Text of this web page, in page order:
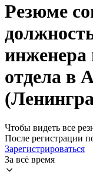
Резюме
инженера
отдела в
Чтобы видеть все
После регистрации
Зарегистрироваться
За всё время